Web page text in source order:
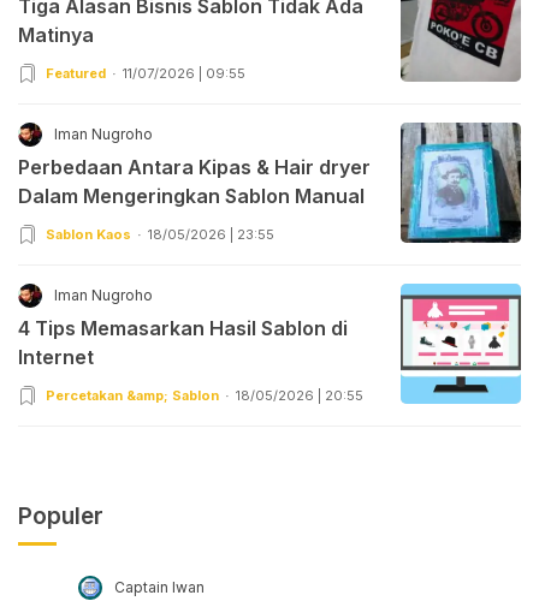
Tiga Alasan Bisnis Sablon Tidak Ada
Matinya
Featured 11/07/2026 | 09:55
Iman Nugroho
Perbedaan Antara Kipas & Hair dryer
Dalam Mengeringkan Sablon Manual
Sablon Kaos 18/05/2026 | 23:55
Iman Nugroho
4 Tips Memasarkan Hasil Sablon di
Internet
Percetakan &amp; Sablon 18/05/2026 | 20:55
Populer
Captain Iwan